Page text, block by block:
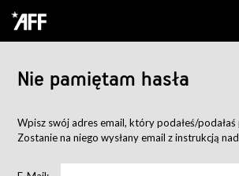
Nie pamiętam hasła
Wpisz swój adres email, który podałeś/
Zostanie na niego wysłany email z instrukcją